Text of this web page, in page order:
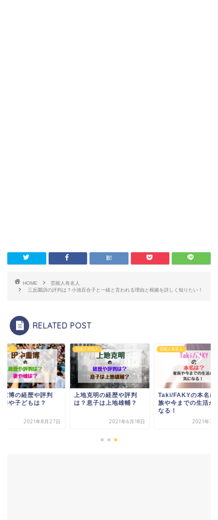
HOME
芸能人有名人
三反園訓の評判は？小池百合子と一緒と言われる理由と根拠を詳しく知りたい！
RELATED POST
有名人
克明の経歴や評判
息子は上地雄輔？
2021年6月18日
芸能人有名人
Taki/FAKYの本名は？家
族や今までの生活が気に
2021年3月20日
芸能人有名人
田中重博の経歴や評
は？妻や子どもは？
2021年8